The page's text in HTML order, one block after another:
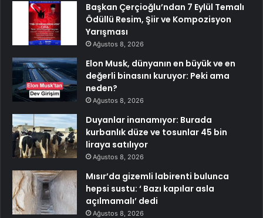
Başkan Çerçioğlu’ndan 7 Eylül Temalı
Ödüllü Resim, Şiir ve Kompozisyon
Yarışması
Ağustos 8, 2026
Elon Musk, dünyanın en büyük ve en
değerli binasını kuruyor: Peki ama
neden?
Ağustos 8, 2026
Duyanlar inanamıyor: Burada
kurbanlık düze ve tosunlar 45 bin
liraya satılıyor
Ağustos 8, 2026
Mısır’da gizemli labirenti bulunca
hepsi sustu: ‘ Bazı kapılar asla
açılmamalı’ dedi
Ağustos 8, 2026